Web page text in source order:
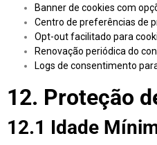
Banner de cookies com
Centro de preferências de
Opt-out facilitado para
Renovação periódica do
Logs de consentimento
12. Proteção
12.1 Idade